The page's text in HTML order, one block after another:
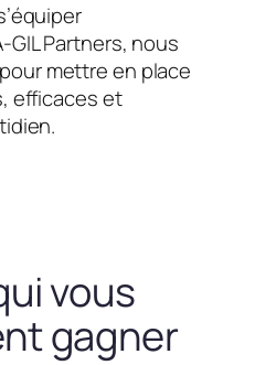
Partners, nous
mettre en place
efficaces et
vous
gagner